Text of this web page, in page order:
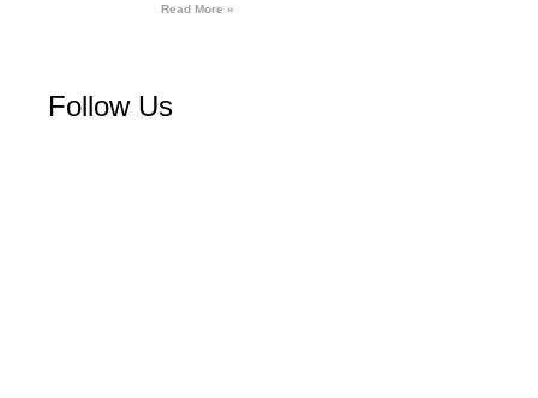
Read More »
Follow Us